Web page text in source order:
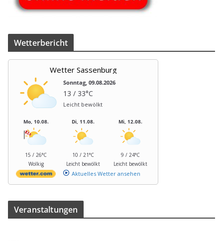
Wet­ter­be­richt
Wetter Sassenburg
Sonntag, 09.08.2026
13 / 33°C
Leicht bewölkt
Mo, 10.08.
15 / 26°C
Wolkig
Di, 11.08.
10 / 21°C
Leicht bewölkt
Mi, 12.08.
9 / 24°C
Leicht bewölkt
Aktuelles Wetter ansehen
Ver­an­stal­tun­gen